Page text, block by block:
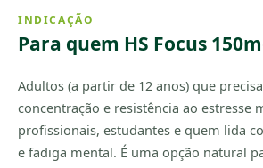
INDICAÇÃO
Para quem HS Focus
Adultos (a partir de 12 anos) que
concentração e resistência ao estresse
profissionais, estudantes e quem lida
e fadiga mental. É uma opção natural